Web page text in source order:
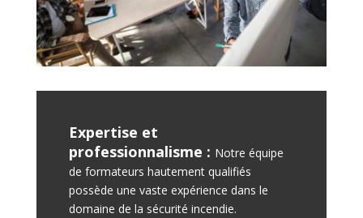
Expertise et
professionnalisme : Notre équipe
de formateurs hautement qualifiés
possède une vaste expérience dans le
domaine de la sécurité incendie.